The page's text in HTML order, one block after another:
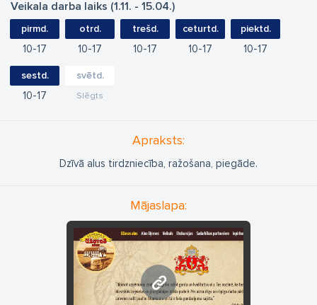
Veikala darba laiks (1.11. - 15.04.)
pirmd.
10 17
otrd.
10 17
trešd.
10 17
ceturtd.
10 17
piektd.
10 17
sestd.
10 17
svētd.
Slēgts
Apraksts:
Dzīvā alus tirdzniecība, ražošana, piegāde.
Mājaslapa:
www.uzavasalus.eu